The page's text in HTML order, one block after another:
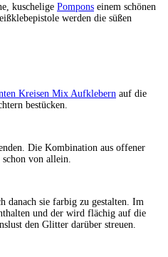
kuschelige Pompons einem schönen
werden die süßen
Kreisen Mix Aufklebern auf die
bestücken.
Die Kombination aus offener
von allein.
danach sie farbig zu gestalten. Im
und der wird flächig auf die
den Glitter darüber streuen.